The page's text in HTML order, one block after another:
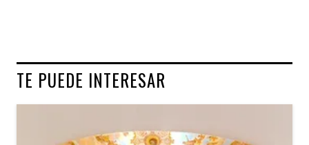
TE PUEDE INTERESAR